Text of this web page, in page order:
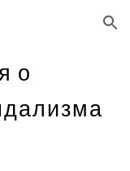
Skip to navigation
о